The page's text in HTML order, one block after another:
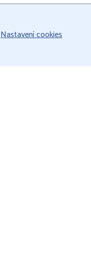
Nastavení cookies